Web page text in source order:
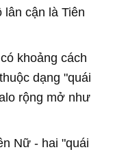
cận là Tiên
khoảng cách
dạng "quái
rộng mở như
Nữ - hai "quái